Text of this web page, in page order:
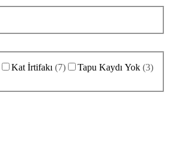
Kat İrtifakı (7) Tapu Kaydı Yok (3)